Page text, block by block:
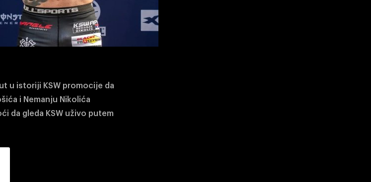
u istoriji KSW promocije da
i Nemanju Nikolića
da gleda KSW uživo putem